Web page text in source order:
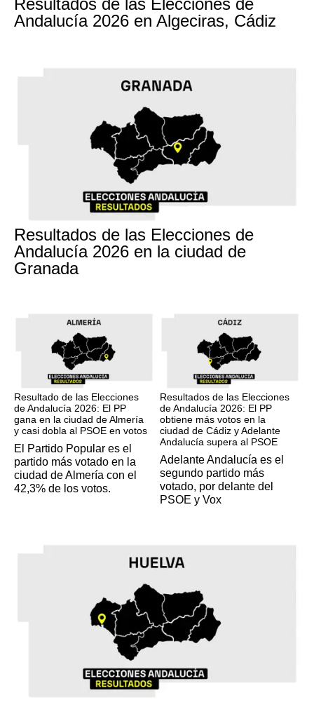
Resultados de las Elecciones de
Andalucía 2026 en Algeciras, Cádiz
Resultados de las Elecciones de
Andalucía 2026 en la ciudad de
Granada
Resultado de las Elecciones
de Andalucía 2026: El PP
gana en la ciudad de Almería
y casi dobla al PSOE en votos
El Partido Popular es el
partido más votado en la
ciudad de Almería con el
42,3% de los votos.
Resultados de las Elecciones
de Andalucía 2026: El PP
obtiene más votos en la
ciudad de Cádiz y Adelante
Andalucía supera al PSOE
Adelante Andalucía es el
segundo partido más
votado, por delante del
PSOE y Vox